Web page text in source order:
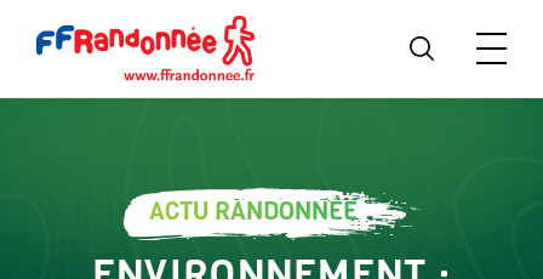
ACTU RANDONNÉE